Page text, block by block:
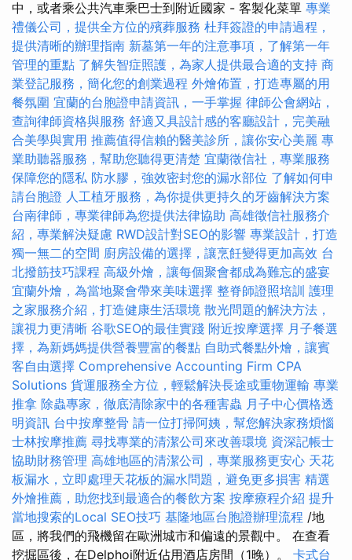
中，或者乘公共汽車乘巴士到附近國家 - 客製化菜單 專業
禮儀公司，提供全方位的殯葬服務 杜拜簽證的申請過程，
提供清晰的辦理指南 新墓第一年的注意事項，了解第一年
管理的重點 了解失智症照護，為家人提供最合適的支持 商
業登記服務，簡化您的創業過程 外燴佈置，打造專屬的用
餐氛圍 宜蘭的台胞證申請資訊，一手掌握 律師公會網站，
查詢律師資格與服務 舒適又具設計感的客廳設計，完美融
合美學與實用 推薦值得信賴的醫美診所，讓你安心美麗 專
業助聽器服務，幫助您聽得更清楚 宜蘭徵信社，專業服務
保障您的隱私 防水膠，強效密封您的漏水部位 了解如何申
請台胞證 人工植牙服務，為你提供更持久的牙齒解決方案
台南律師，專業律師為您提供法律協助 高雄徵信社服務介
紹，專業解決疑慮 RWD設計對SEO的影響 專業設計，打造
獨一無二的空間 廚房設備的選擇，讓烹飪變得更加高效 台
北撥筋技巧課程 高級外燴，讓每個聚會都成為難忘的盛宴
宜蘭外燴，為當地聚會帶來美味選擇 整脊師證照培訓 護理
之家服務介紹，打造健康生活環境 散光問題的解決方法，
讓視力更清晰 谷歌SEO的最佳實踐 附近按摩選擇 月子餐選
擇，為新媽媽提供營養豐富的餐點 自助式餐點外燴，讓賓
客自由選擇 Comprehensive Accounting Firm CPA
Solutions 貨運服務全方位，輕鬆解決長途或重物運輸 專業
推拿 除蟲專家，徹底清除家中的各種害蟲 月子中心價格透
明資訊 台中按摩整骨 請一位打掃阿姨，幫您解決家務煩惱
士林按摩推薦 尋找專業的清潔公司來改善環境 資深記帳士
協助財務管理 高雄地區的清潔公司，專業服務更安心 天花
板漏水，立即處理天花板的漏水問題，避免更多損害 精選
外燴推薦，助您找到最適合的餐飲方案 按摩療程介紹 提升
當地搜索的Local SEO技巧 基隆地區台胞證辦理流程 /地
區，將我們的飛機留在歐洲城市和偏遠的景觀中。 在查看
挖掘區後，在Delphoi附近佔用酒店房間（1晚）。 卡式台